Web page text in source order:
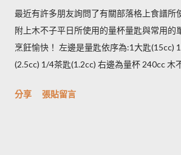
凍。必須注意的是，在馬鈴薯冷凍的過程，
所以解凍馬鈴薯塊時馬鈴薯會出水，不同的
度不同，可依料理需求選擇；冷凍庫的幸福
將馬鈴薯壓成泥，可以改善馬鈴薯解凍後水
被附近的馬鈴薯泥吸收。 2014/12/12補充
最近有許多朋友詢問了有關部落格上食譜所
附上木不子平日所使用的量杯量匙與常用的
烹飪愉快！ 左邊是量匙依序為:1大匙(15cc)
(2.5cc) 1/4茶匙(1.2cc) 右邊為量杯 240cc 木
用材料容量重量換算表 名稱 1 小匙 (1t) 1
分享 張貼留言